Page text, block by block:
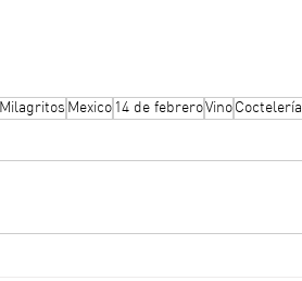
Milagritos Mexico 14 de febrero Vino Coctelería